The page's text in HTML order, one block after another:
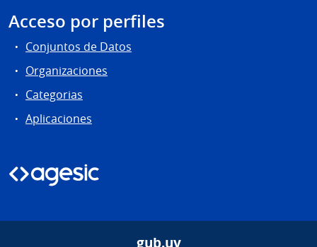
Acceso por perfiles
Conjuntos de Datos
Organizaciones
Categorias
Aplicaciones
gub.uy